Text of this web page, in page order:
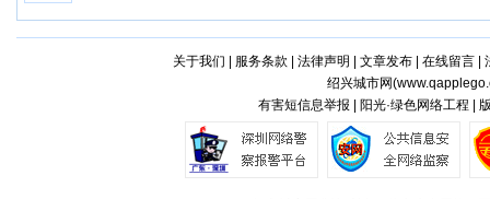
关于我们 服务条款 法律声明 文章发布| 在线留言|
绍兴城市网(
有害短信息举报 | 阳光·绿色网络工程 |